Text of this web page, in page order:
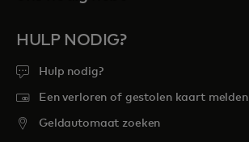
HULP NODIG?
Hulp nodig?
Een verloren of gestolen kaart melden
Geldautomaat zoeken